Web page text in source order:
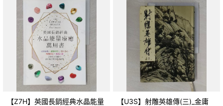
【Z7H】英國長銷經典水晶能量
【U3S】射雕英雄傳(三)_金庸